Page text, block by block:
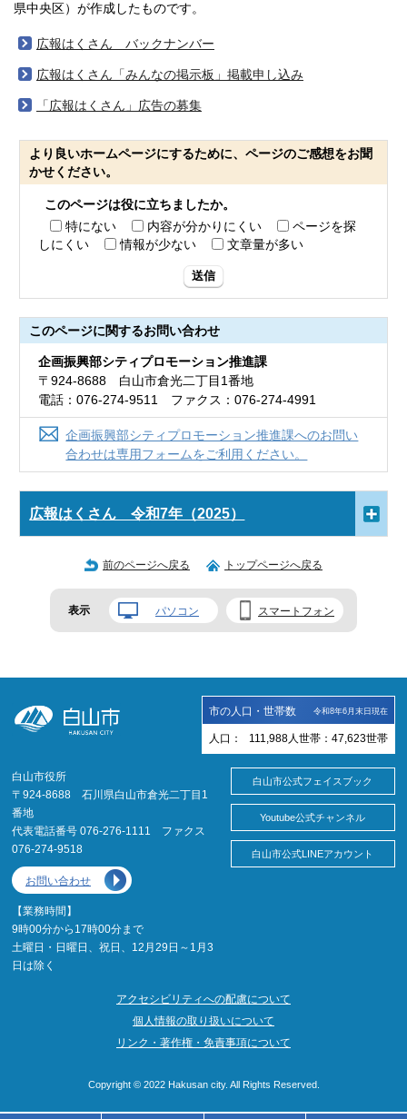
県中央区）が作成したものです。
広報はくさん バックナンバー
広報はくさん「みんなの掲示板」掲載申し込み
「広報はくさん」広告の募集
より良いホームページにするために、ページのご感想をお聞
かせください。
このページは役に立ちましたか。
特にない
内容が分かりにくい
ページを探
しにくい
情報が少ない 文章量が多い
送信
このページに関するお問い合わせ
企画振興部シティプロモーション推進課
〒924-8688 白山市倉光二丁目1番地
電話：076-274-9511 ファクス：076-274-4991
企画振興部シティプロモーション推進課へのお問い
合わせは専用フォームをご利用ください。
広報はくさん 令和7年（2025）
前のページへ戻る トップページへ戻る
表示 パソコン スマートフォン
市の人口・世帯数 令和8年6月末日現在
人口： 111,988 人 世帯： 47,623世帯
白山市役所
〒924-8688 石川県白山市倉光二丁目1
番地
代表電話番号 076-276-1111 ファクス
076-274-9518
お問い合わせ
【業務時間】
9時00分から17時00分まで
土曜日・日曜日、祝日、12月29日～1月3
日は除く
白山市公式フェイスブック
Youtube公式チャンネル
白山市公式LINEアカウント
アクセシビリティへの配慮について
個人情報の取り扱いについて
リンク・著作権・免責事項について
Copyright © 2022 Hakusan city. All Rights Reserved.